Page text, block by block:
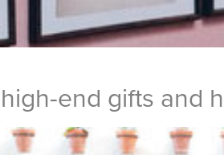
end gifts and